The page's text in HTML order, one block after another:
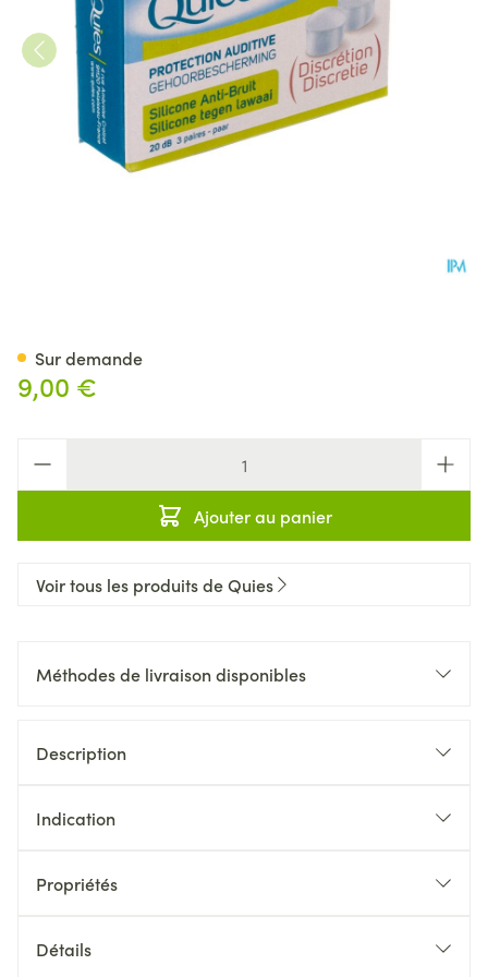
9,00 €
Ajouter au panier
Sur demande
Voir tous les produits de Quies
Méthodes de livraison disponibles
Description
Indication
Propriétés
Détails